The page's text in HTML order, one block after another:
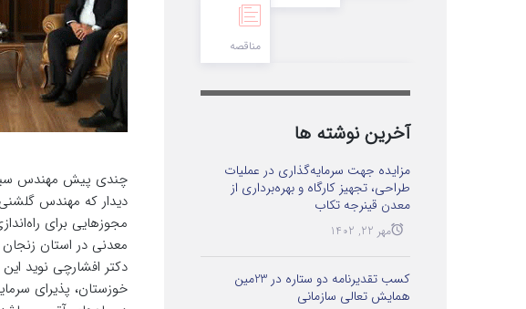
چندی پیش مهندس
دیدار که مهندس
مجوزهایی برای
معدنی در استان
دکتر افشارچی نوید
خوزستان، پذیرای
مناقصه
آخرین نوشته ها
مزایده جهت سرمایه‌گذاری در عملیات
طراحی، تجهیز کارگاه و بهره‌برداری از
معدن قینرجه تکاب
مهر 22, 1402
کسب تقدیرنامه دو ستاره در 23مین
همایش تعالی سازمانی